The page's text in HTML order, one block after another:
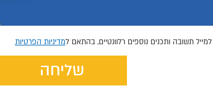
תשובה ותכנים נוספים רלוונטיים, בהתאם למדיניות הפרטיות
שליחה